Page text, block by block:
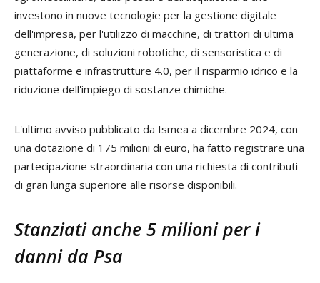
investono in nuove tecnologie per la gestione digitale
dell'impresa, per l'utilizzo di macchine, di trattori di ultima
generazione, di soluzioni robotiche, di sensoristica e di
piattaforme e infrastrutture 4.0, per il risparmio idrico e la
riduzione dell'impiego di sostanze chimiche.
L'ultimo avviso pubblicato da Ismea a dicembre 2024, con
una dotazione di 175 milioni di euro, ha fatto registrare una
partecipazione straordinaria con una richiesta di contributi
di gran lunga superiore alle risorse disponibili.
Stanziati anche 5 milioni per i
danni da Psa